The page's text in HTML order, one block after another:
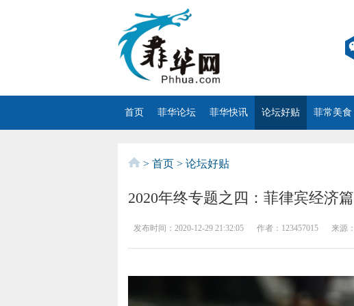
首页 菲华论坛 菲华快讯 论坛好贴 菲常美食
> 首页 > 论坛好贴
2020年终专题之四：菲律宾经济篇
发布时间： 2020-12-29 21:32:05 作者： 123457015 来源：